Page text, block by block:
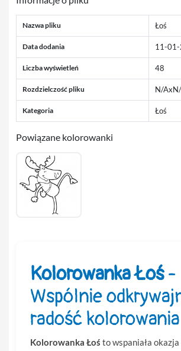
Nazwa pliku Łoś
Data dodania 11-
Liczba wyświetleń 48
Rozdzielczość pliku N/
Kategoria Łoś
Powiązane kolorowanki
Kolorowanka Łoś-
Wspólnie
radość kolorowania
Kolorowanka Łoś to wspaniała